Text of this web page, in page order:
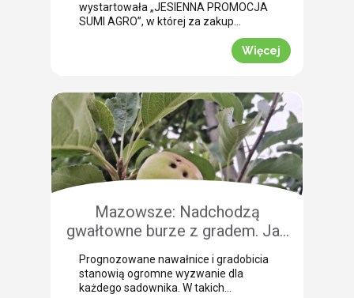
wystartowała „JESIENNA PROMOCJA
SUMI AGRO”, w której za zakup
uzyskać atrakcyjny rabat! Promocja
trwa od 1 lipca do 30 września 2026
prosty sposób obniżyć koszty
jesiennych zakupów. Wybierz swój
pakiet i odbierz rabat Mechanizm
promocji jest niezwykle prosty.
Wystarczy kupić jeden z […]
Więcej
Mazowsze: Nadchodzą
gwałtowne burze z gradem. Jak
skutecznie przeprowadzić
zabezpieczenie owoców po
gradobiciu?
Prognozowane nawałnice i gradobicia
stanowią ogromne wyzwanie dla
każdego sadownika. W takich